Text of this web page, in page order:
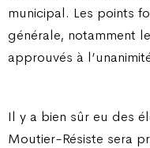
municipal. Les points
générale, notamment
approuvés à
Il y a bien sûr eu des
Moutier-Résiste sera